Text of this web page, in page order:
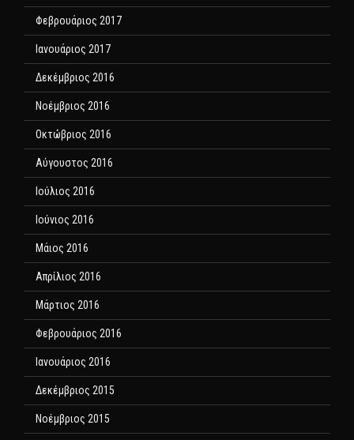
Φεβρουάριος 2017
Ιανουάριος 2017
Δεκέμβριος 2016
Νοέμβριος 2016
Οκτώβριος 2016
Αύγουστος 2016
Ιούλιος 2016
Ιούνιος 2016
Μάιος 2016
Απρίλιος 2016
Μάρτιος 2016
Φεβρουάριος 2016
Ιανουάριος 2016
Δεκέμβριος 2015
Νοέμβριος 2015